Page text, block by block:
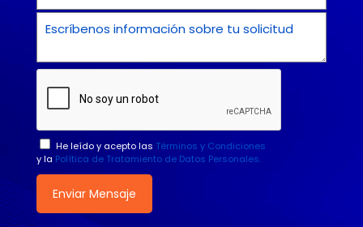
He leído y acepto las Términos y Condiciones
y la Política de Tratamiento de Datos Personales.